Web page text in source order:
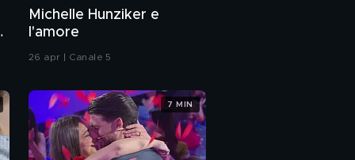
Michelle Hunziker e
l'amore
26 apr | Canale 5
7 MIN